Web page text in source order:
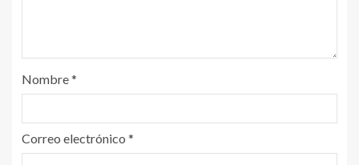
Nombre*
Correo electrónico *